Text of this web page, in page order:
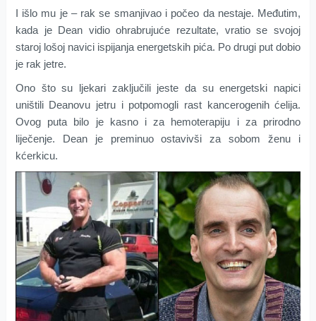
I išlo mu je – rak se smanjivao i počeo da nestaje. Međutim,
kada je Dean vidio ohrabrujuće rezultate, vratio se svojoj
staroj lošoj navici ispijanja energetskih pića. Po drugi put dobio
je rak jetre.
Ono što su ljekari zaključili jeste da su energetski napici
uništili Deanovu jetru i potpomogli rast kancerogenih ćelija.
Ovog puta bilo je kasno i za hemoterapiju i za prirodno
liječenje. Dean je preminuo ostavivši za sobom ženu i
kćerkicu.